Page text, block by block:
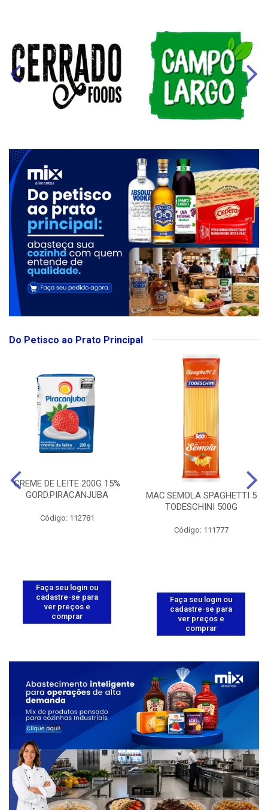
Do Petisco ao Prato Principal
CREME DE LEITE 200G 15%
GORD.PIRACANJUBA
Código: 112781
Faça seu login ou
cadastre-se para
ver preços e
comprar
MAC.SEMOLA SPAGHETTI 5
TODESCHINI 500G
Código: 111777
Faça seu login ou
cadastre-se para
ver preços e
comprar